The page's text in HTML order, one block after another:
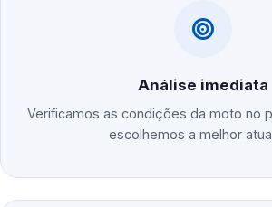
Análise imediata
Verificamos as condições da moto no
escolhemos a melhor